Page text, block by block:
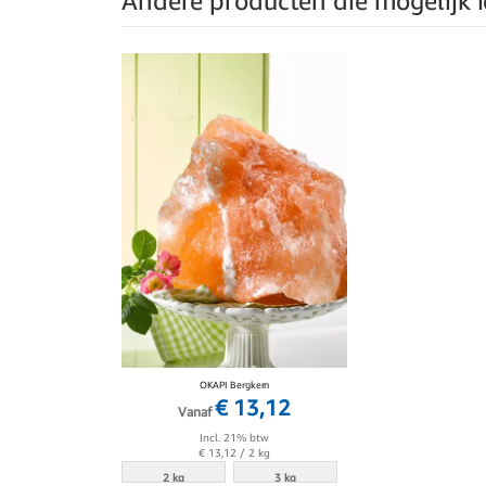
OKAPI Bergkern
Vanaf € 13,12
Incl. 21% btw
€ 13,12 / 2 kg
2 kg
3 kg